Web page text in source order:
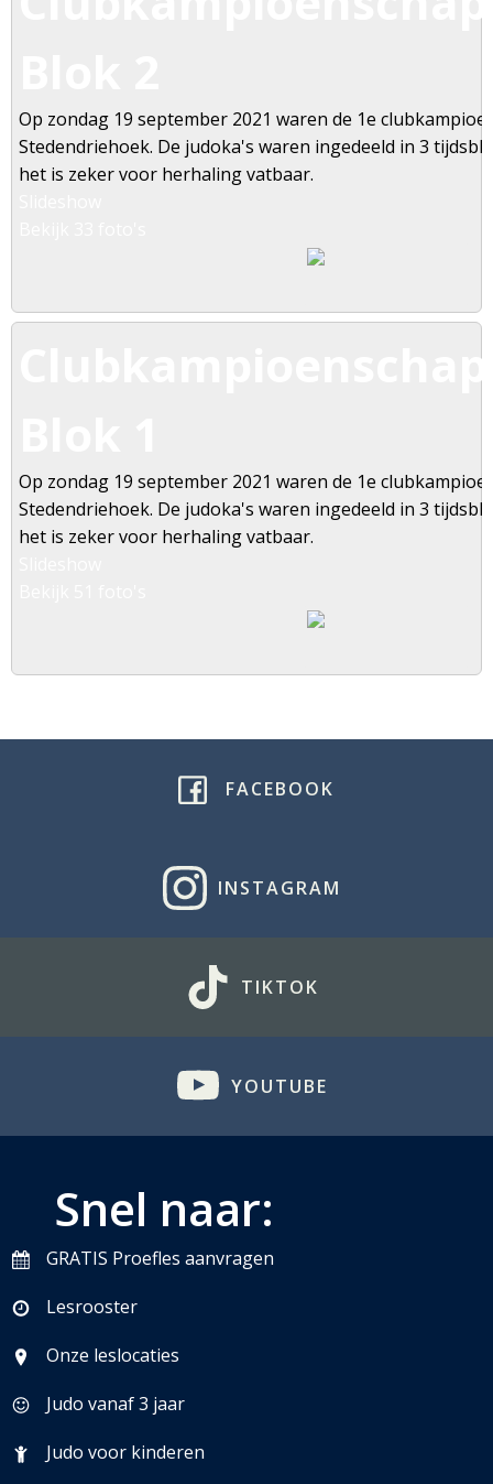
Op zondag 19 september 2021 waren de 1e
Stedendriehoek. De judoka's waren ingedeeld in 3
het is zeker voor herhaling vatbaar.
Op zondag 19 september 2021 waren de 1e
Stedendriehoek. De judoka's waren ingedeeld in 3
het is zeker voor herhaling vatbaar.
FACEBOOK
INSTAGRAM
TIKTOK
YOUTUBE
Snel naar:
GRATIS Proefles aanvragen
Lesrooster
Onze leslocaties
Judo vanaf 3 jaar
Judo voor kinderen